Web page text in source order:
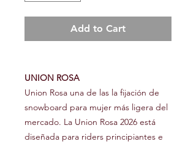
Add to Cart
UNION ROSA
Union Rosa una de las la fijación de
snowboard para mujer más ligera del
mercado. La Union Rosa 2026 está
diseñada para riders principiantes e